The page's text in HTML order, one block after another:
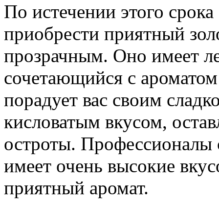
По истечении этого
приобрести приятный
прозрачным. Оно имеет
сочетающийся с
порадует вас своим
кисловатым вкусом,
остроты. Профессионалы
имеет очень высокие
приятный аромат.